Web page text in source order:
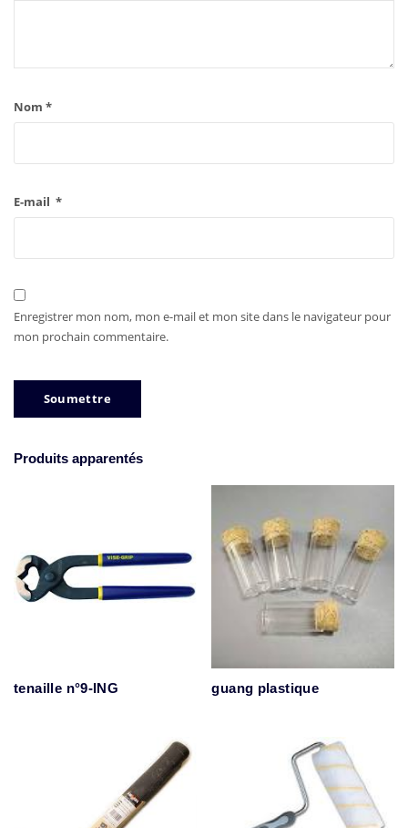
Nom *
E-mail *
Enregistrer mon nom, mon e-mail et mon site dans le navigateur pour
mon prochain commentaire.
Produits apparentés
tenaille n°9-ING guang plastique